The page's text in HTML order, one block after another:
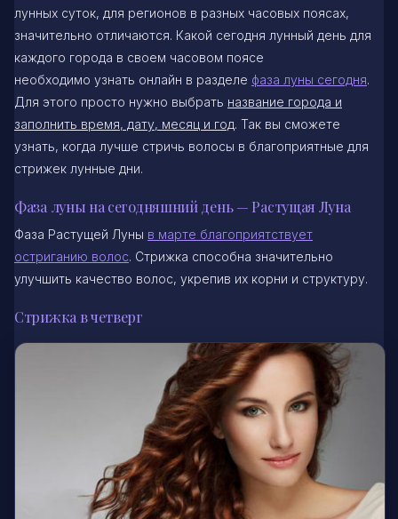
лунных суток, для регионов в разных часовых поясах,
значительно отличаются. Какой сегодня лунный день для
каждого города в своем часовом поясе
необходимо узнать онлайн в разделе фаза луны сегодня.
Для этого просто нужно выбрать название города и
заполнить время, дату, месяц и год. Так вы сможете
узнать, когда лучше стричь волосы в благоприятные для
стрижек лунные дни.
Фаза луны на сегодняшний день — Растущая Луна
Фаза Растущей Луны в марте благоприятствует
остриганию волос. Стрижка способна значительно
улучшить качество волос, укрепив их корни и структуру.
Стрижка в четверг